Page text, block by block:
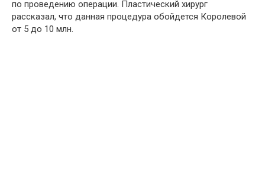
по проведению операции. Пластический хирург
рассказал, что данная процедура обойдется Королевой
от 5 до 10 млн.